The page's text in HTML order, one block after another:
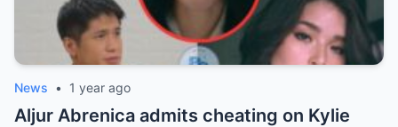
News • 1 year ago
Aljur Abrenica admits cheating on Kylie